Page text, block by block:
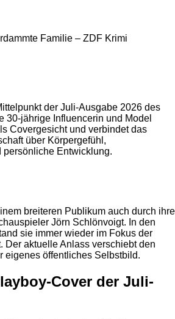
der Juli-Ausgabe 2026 des
30-jährige Influencerin und Model
Covergesicht und verbindet das
über Körpergefühl,
persönliche Entwicklung.
breiteren Publikum auch durch ihre
Jörn Schlönvoigt. In den
sie immer wieder im Fokus der
Der aktuelle Anlass verschiebt den
eigenes öffentliches Selbstbild.
Cover der Juli-